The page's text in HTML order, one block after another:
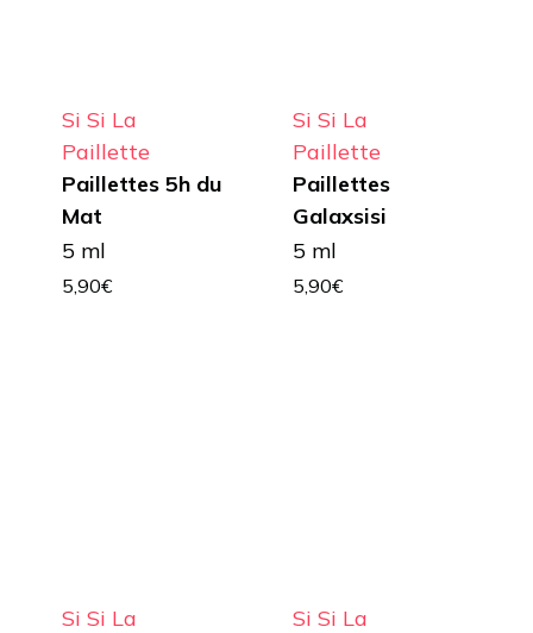
Si Si La
Paillette
Paillettes 5h du
Mat
5 ml
5,90€
Si Si La
Paillette
Paillettes
Galaxsisi
5 ml
5,90€
Si Si La
Si Si La